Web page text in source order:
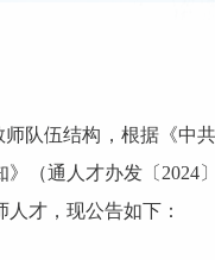
师队伍结构，根据《中
》（通人才办发〔 2024
才，现公告如下：